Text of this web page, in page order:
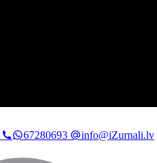
67280693
info@iZurnali.lv